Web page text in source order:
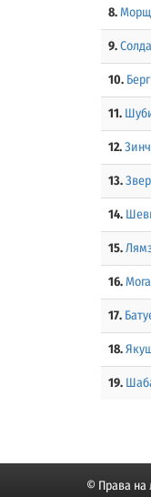
8.
9.
10.
11.
12.
13.
14.
15.
16.
17.
18.
19.
© Права на